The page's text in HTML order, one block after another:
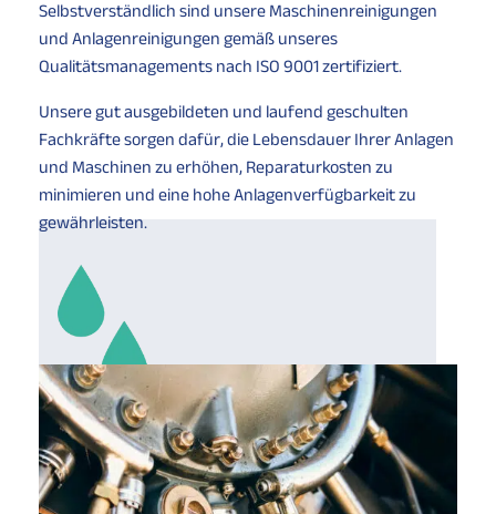
Selbstverständlich sind unsere Maschinenreinigungen
und Anlagenreinigungen gemäß unseres
Qualitätsmanagements nach ISO 9001 zertifiziert.
Unsere gut ausgebildeten und laufend geschulten
Fachkräfte sorgen dafür, die Lebensdauer Ihrer Anlagen
und Maschinen zu erhöhen, Reparaturkosten zu
minimieren und eine hohe Anlagenverfügbarkeit zu
gewährleisten.